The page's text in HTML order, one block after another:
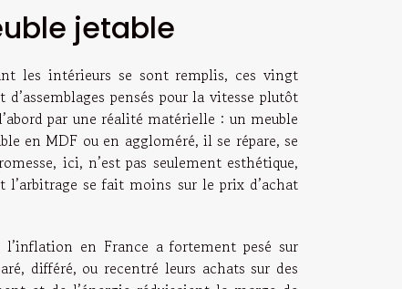
jetable
les intérieurs se sont remplis, ces vingt
pensés pour la vitesse plutôt
par une réalité matérielle : un meuble
en MDF ou en aggloméré, il se répare, se
ici, n’est pas seulement esthétique,
se fait moins sur le prix d’achat
en France a fortement pesé sur
différé, ou recentré leurs achats sur des